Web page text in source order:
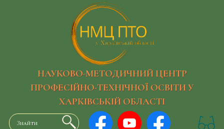
НАУКОВО-МЕТОДИЧНИЙ ЦЕНТР
ПРОФЕСІЙНО-ТЕХНІЧНОЇ ОСВІТИ У
ХАРКІВСЬКІЙ ОБЛАСТІ